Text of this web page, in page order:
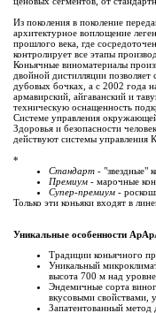
Из поколения в поколение
архитектурное воплощение
прошлого века, где
контролирует все этапы
Коньячные виноматериалы
двойной дистилляции
дубовых бочках, а с 2002 года
армавирский, айгаванский и
техническую оснащенность
Системе управления
Здоровья и безопасности
действуют системы управления
*
Стандарт - "звездные"
Премиум - марочные
Супер-премиум -
Только эти коньяки входят в
Уникальные особенности
Традиции коньячного
Уникальный
высота 700 м над
Эндемичные сорта
вкусовыми свойствами,
Запатентованный метод